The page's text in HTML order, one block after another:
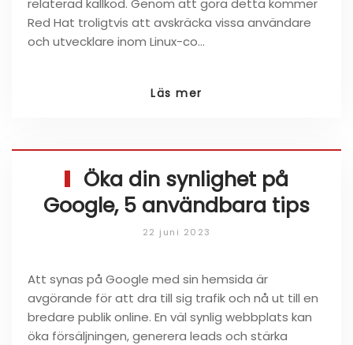
relaterad källkod. Genom att göra detta kommer
Red Hat troligtvis att avskräcka vissa användare
och utvecklare inom Linux-co…
Läs mer
Öka din synlighet på
Google, 5 användbara tips
22 juni 2023
Att synas på Google med sin hemsida är
avgörande för att dra till sig trafik och nå ut till en
bredare publik online. En väl synlig webbplats kan
öka försäljningen, generera leads och stärka